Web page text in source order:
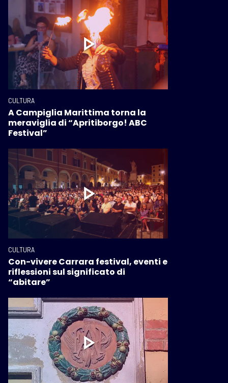
CULTURA
A Campiglia Marittima torna la
meraviglia di “Apritiborgo! ABC
Festival”
CULTURA
Con-vivere Carrara festival, eventi e
riflessioni sul significato di
“abitare”